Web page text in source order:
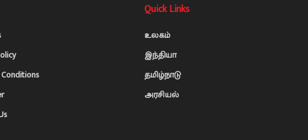
Quick Links
உலகம்
இந்தியா
தமிழ்நாடு
அரசியல்